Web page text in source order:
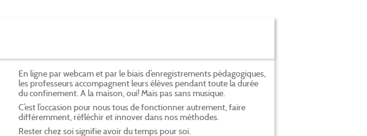
En ligne par webcam et par le biais d’enregistrements pédagogiques,
les professeurs accompagnent leurs élèves pendant toute la durée
du confinement. A la maison, oui! Mais pas sans musique.
C’est l’occasion pour nous tous de fonctionner autrement, faire
différemment, réfléchir et innover dans nos méthodes.
Rester chez soi signifie avoir du temps pour soi.